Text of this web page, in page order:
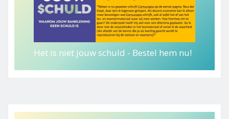
Het is niet jouw schuld - Bestel hem nu!